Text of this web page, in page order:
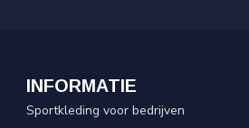
INFORMATIE
Sportkleding voor bedrijven